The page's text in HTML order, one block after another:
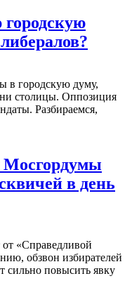
в городскую думу,
столицы. Оппозиция
Разбираемся,
Мосгордумы
в день
«Справедливой
обзвон избирателей
сильно повысить явку